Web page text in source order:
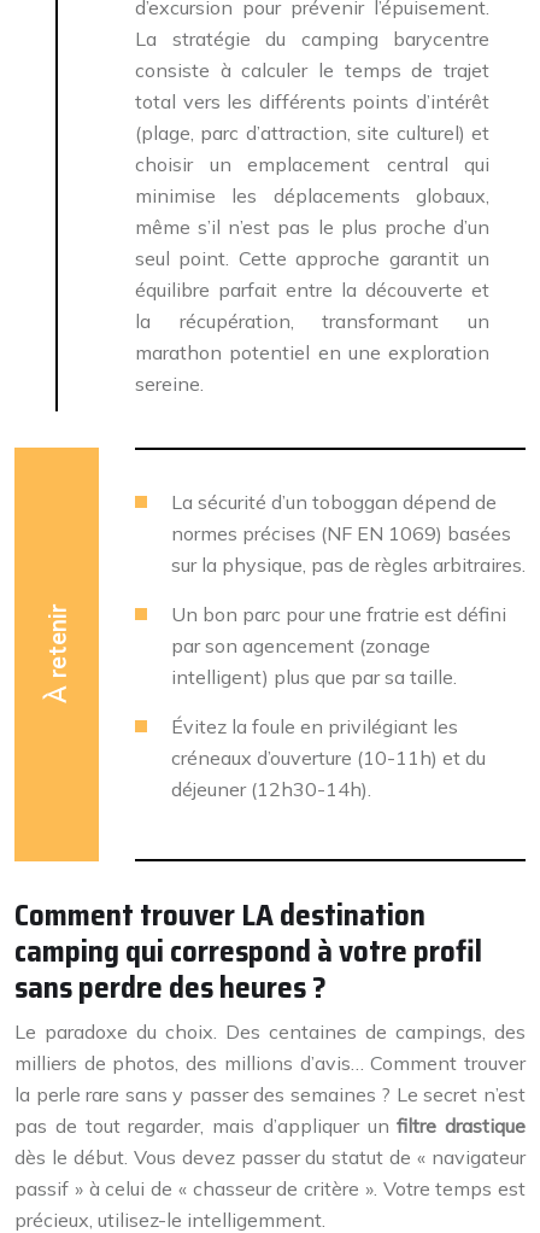
d’excursion pour prévenir l’épuisement.
La stratégie du camping barycentre
consiste à calculer le temps de trajet
total vers les différents points d’intérêt
(plage, parc d’attraction, site culturel) et
choisir un emplacement central qui
minimise les déplacements globaux,
même s’il n’est pas le plus proche d’un
seul point. Cette approche garantit un
équilibre parfait entre la découverte et
la récupération, transformant un
marathon potentiel en une exploration
sereine.
À retenir
La sécurité d’un toboggan dépend de
normes précises (NF EN 1069) basées
sur la physique, pas de règles arbitraires.
Un bon parc pour une fratrie est défini
par son agencement (zonage
intelligent) plus que par sa taille.
Évitez la foule en privilégiant les
créneaux d’ouverture (10-11h) et du
déjeuner (12h30-14h).
Comment trouver LA destination
camping qui correspond à votre profil
sans perdre des heures ?
Le paradoxe du choix. Des centaines de campings, des
milliers de photos, des millions d’avis… Comment trouver
la perle rare sans y passer des semaines ? Le secret n’est
pas de tout regarder, mais d’appliquer unfiltre drastique
dès le début. Vous devez passer du statut de « navigateur
passif » à celui de « chasseur de critère ». Votre temps est
précieux, utilisez-le intelligemment.